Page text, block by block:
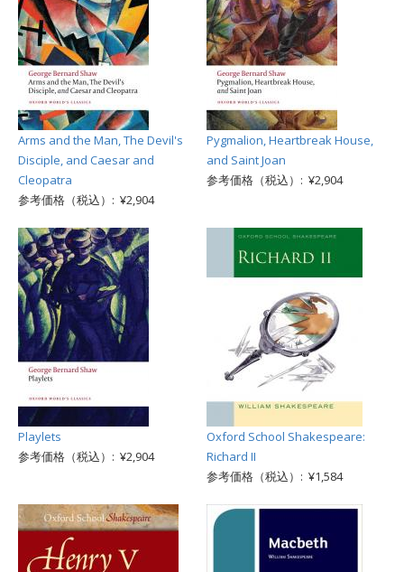
Arms and the Man, The Devil's
Disciple, and Caesar and
Cleopatra
参考価格（税込）: ¥2,904
Pygmalion, Heartbreak House,
and Saint Joan
参考価格（税込）: ¥2,904
Playlets
参考価格（税込）: ¥2,904
Oxford School Shakespeare:
Richard II
参考価格（税込）: ¥1,584